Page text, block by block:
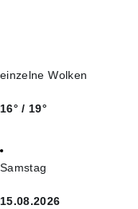
einzelne Wolken
16° / 19°
Samstag
15.08.2026